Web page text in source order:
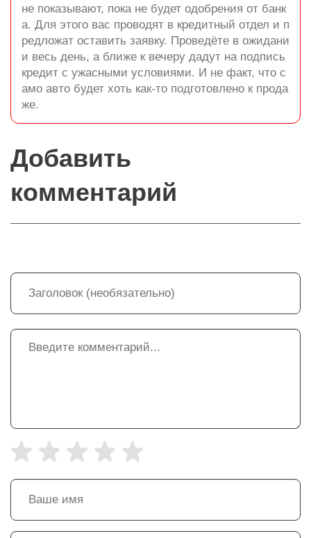
не показывают, пока не будет одобрения от банк
а. Для этого вас проводят в кредитный отдел и п
редложат оставить заявку. Проведёте в ожидани
и весь день, а ближе к вечеру дадут на подпись
кредит с ужасными условиями. И не факт, что с
амо авто будет хоть как-то подготовлено к прода
же.
Добавить
комментарий